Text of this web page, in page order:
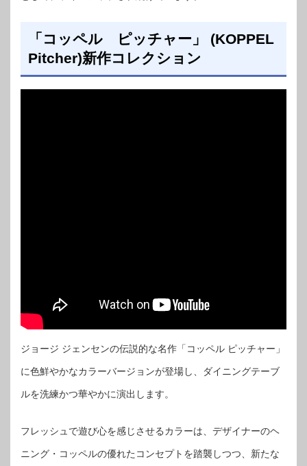
「コッペル ピッチャー」 (KOPPEL
Pitcher)新作コレクション
ジョージ ジェンセンの伝説的な名作「コッペル ピッチャー」
に色鮮やかなカラーバージョンが登場し、ダイニングテーブ
ルを洗練かつ華やかに演出します。
フレッシュで遊び心を感じさせるカラーは、デザイナーのヘ
ニング・コッペルの優れたコンセプトを踏襲しつつ、新たな